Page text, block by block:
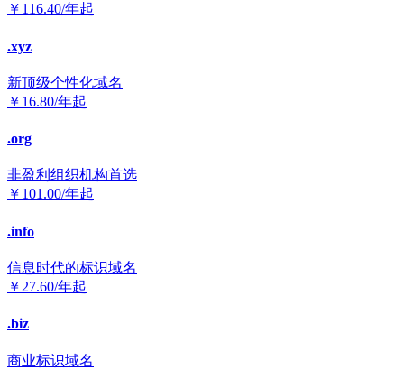
￥ 116.40/年起
.xyz
新顶级个性化域名
￥ 16.80/年起
.org
非盈利组织机构首选
￥ 101.00/年起
.info
信息时代的标识域名
￥ 27.60/年起
.biz
商业标识域名